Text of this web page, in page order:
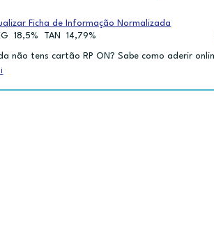
Ficha de Informação Normalizada
18,5% TAN 14,79%
não tens cartão RP ON? Sabe como aderir